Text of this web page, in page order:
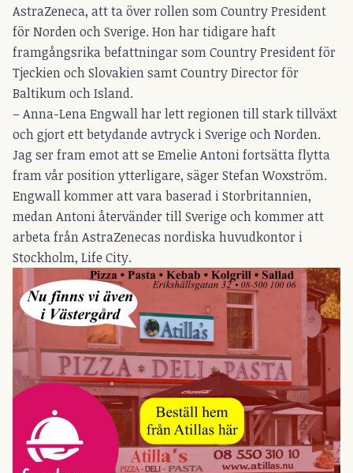
AstraZeneca, att ta över rollen som Country President
för Norden och Sverige. Hon har tidigare haft
framgångsrika befattningar som Country President för
Tjeckien och Slovakien samt Country Director för
Baltikum och Island.
– Anna-Lena Engwall har lett regionen till stark tillväxt
och gjort ett betydande avtryck i Sverige och Norden.
Jag ser fram emot att se Emelie Antoni fortsätta flytta
fram vår position ytterligare, säger Stefan Woxström.
Engwall kommer att vara baserad i Storbritannien,
medan Antoni återvänder till Sverige och kommer att
arbeta från AstraZenecas nordiska huvudkontor i
Stockholm, Life City.